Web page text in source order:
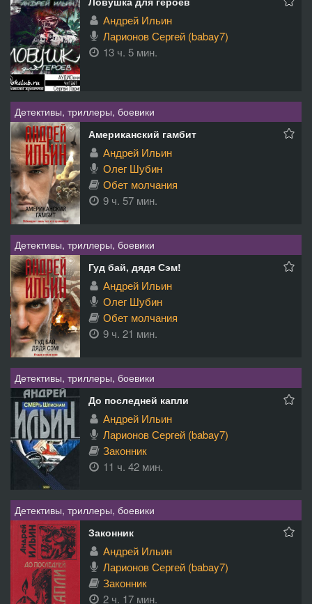
Андрей Ильин
Ларионов Сергей (babay7)
13 ч. 5 мин.
Детективы, триллеры, боевики
Американский гамбит
Андрей Ильин
Олег Шубин
Обет молчания
9 ч. 57 мин.
Детективы, триллеры, боевики
Гуд бай, дядя Сэм!
Андрей Ильин
Олег Шубин
Обет молчания
9 ч. 21 мин.
Детективы, триллеры, боевики
До последней капли
Андрей Ильин
Ларионов Сергей (babay7)
Законник
11 ч. 42 мин.
Детективы, триллеры, боевики
Законник
Андрей Ильин
Ларионов Сергей (babay7)
Законник
2 ч. 17 мин.